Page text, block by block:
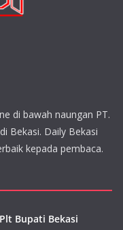
di bawah naungan PT.
Bekasi. Daily Bekasi
kepada pembaca.
Bupati Bekasi